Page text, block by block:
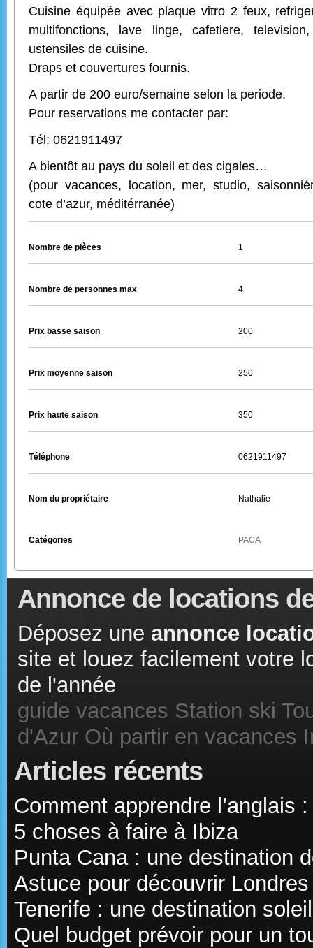
Cuisine équipée avec plaque vitro 2 feux,
multifonctions, lave linge, cafetiere,
ustensiles de cuisine.
Draps et couvertures fournis.
A partir de 200 euro/semaine selon la periode.
Pour reservations me contacter par:
Tél: 0621911497
A bientôt au pays du soleil et des cigales…
(pour vacances, location, mer, studio,
cote d’azur, méditérranée)
Nombre de pièces 1
Nombre de personnes max 4
Prix basse saison 200
Prix moyenne saison 250
Prix haute saison 350
Téléphone 0621911497
Nom du propriétaire Nathalie
Catégories PACA
Annonce de locations
Déposez une annonce
site et louez facilement votre
de l'année
guide vacances Station ski
d'Azur Où partir en vacances
Articles récents
Comment apprendre l’anglais
5 choses à faire à Ibiza
Punta Cana : une destination
Astuce pour découvrir Londres
Tenerife : une destination
Quel budget prévoir pour un